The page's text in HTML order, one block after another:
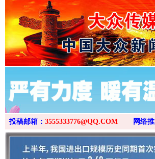
投稿邮箱： 3555333776@QQ.COM 网络
“后车司机肯定在骂我”